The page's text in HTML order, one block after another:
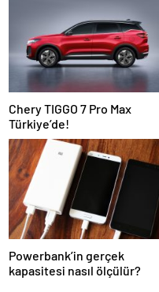
Chery TIGGO 7 Pro Max
Türkiye’de!
Powerbank’in gerçek
kapasitesi nasıl ölçülür?